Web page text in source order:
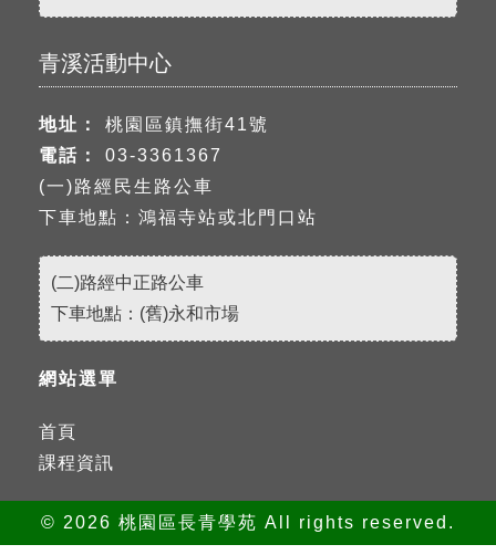
青溪活動中心
地址：
桃園區鎮撫街41號
電話：
03-3361367
(一)路經民生路公車
下車地點：鴻福寺站或北門口站
(二)路經中正路公車
下車地點：(舊)永和市場
網站選單
首頁
課程資訊
© 2026 桃園區長青學苑 All rights reserved.